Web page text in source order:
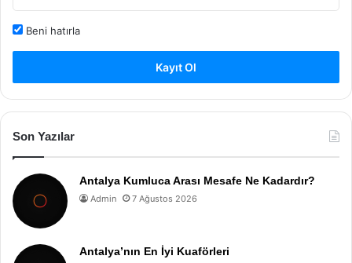
Beni hatırla
Kayıt Ol
Son Yazılar
Antalya Kumluca Arası Mesafe Ne Kadardır?
Admin 7 Ağustos 2026
Antalya’nın En İyi Kuaförleri